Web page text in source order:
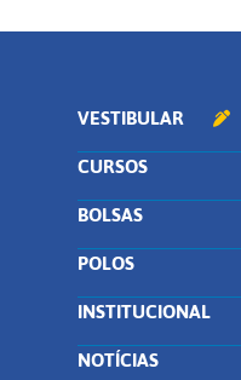
VESTIBULAR
CURSOS
BOLSAS
POLOS
INSTITUCIONAL
NOTÍCIAS